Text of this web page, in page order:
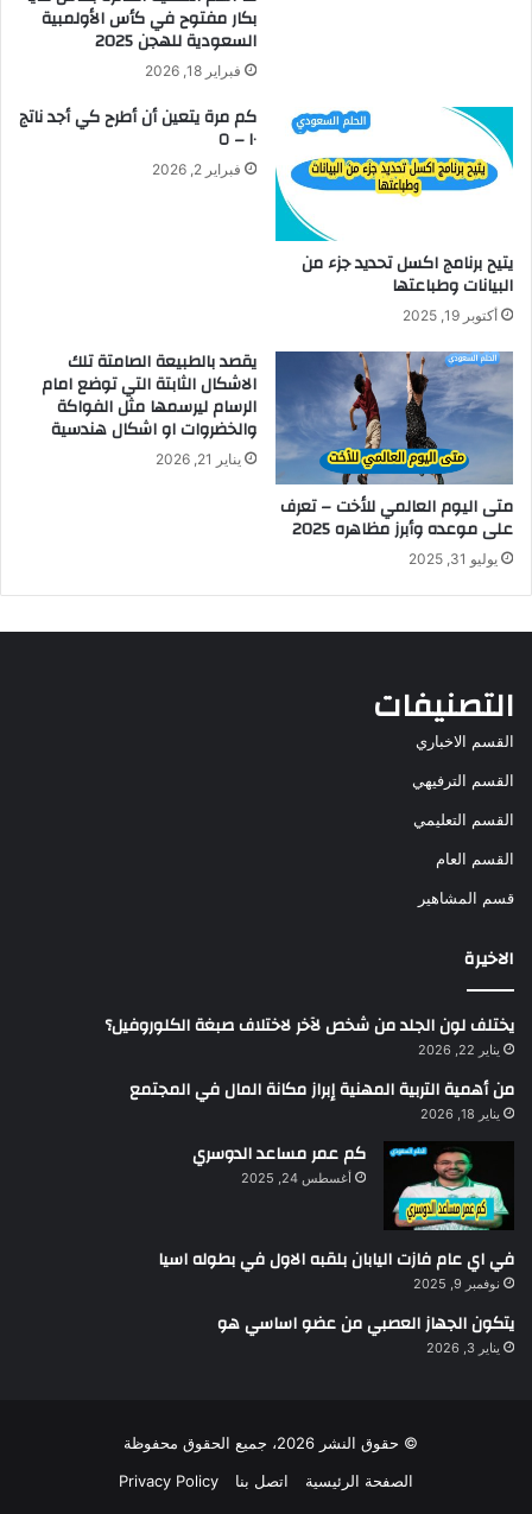
بكار مفتوح في كأس الأولمبية
السعودية للهجن 2025
فبراير 18, 2026
يتيح برنامج اكسل تحديد جزء من
البيانات وطباعتها
أكتوبر 19, 2025
كم مرة يتعين أن أطرح كي أجد ناتج
١٠ – ٥
فبراير 2, 2026
متى اليوم العالمي للأخت – تعرف
على موعده وأبرز مظاهره 2025
يوليو 31, 2025
يقصد بالطبيعة الصامتة تلك
الاشكال الثابتة التي توضع امام
الرسام ليرسمها مثل الفواكة
والخضروات او اشكال هندسية
يناير 21, 2026
التصنيفات
القسم الاخباري
القسم الترفيهي
القسم التعليمي
القسم العام
قسم المشاهير
الاخيرة
يختلف لون الجلد من شخص لآخر لاختلاف صبغة الكلوروفيل؟
يناير 22, 2026
من أهمية التربية المهنية إبراز مكانة المال في المجتمع
يناير 18, 2026
كم عمر مساعد الدوسري
أغسطس 24, 2025
في اي عام فازت اليابان بلقبه الاول في بطوله اسيا
نوفمبر 9, 2025
يتكون الجهاز العصبي من عضو اساسي هو
يناير 3, 2026
© حقوق النشر 2026، جميع الحقوق محفوظة
الصفحة الرئيسية
اتصل بنا Privacy Policy